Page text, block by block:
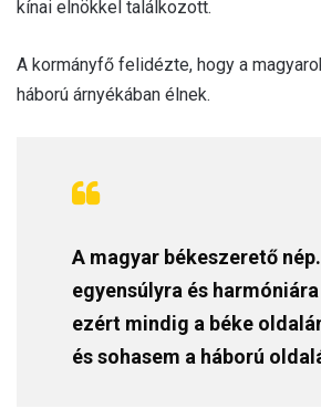
kínai elnökkel találkozott.
A kormányfő felidézte, hogy a
háború árnyékában élnek.
A magyar békeszerető
egyensúlyra és
ezért mindig a béke
és sohasem a háború